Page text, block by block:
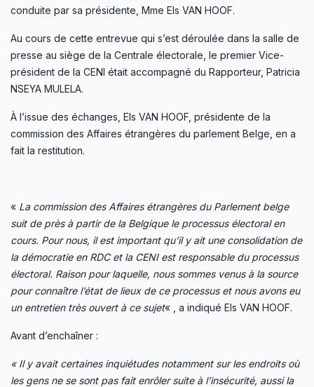
conduite par sa présidente, Mme Els VAN HOOF.
Au cours de cette entrevue qui s’est déroulée dans la salle de
presse au siège de la Centrale électorale, le premier Vice-
président de la CENI était accompagné du Rapporteur, Patricia
NSEYA MULELA.
À l’issue des échanges, Els VAN HOOF, présidente de la
commission des Affaires étrangères du parlement Belge, en a
fait la restitution.
« La commission des Affaires étrangères du Parlement belge
suit de près à partir de la Belgique le processus électoral en
cours. Pour nous, il est important qu’il y ait une consolidation de
la démocratie en RDC et la CENI est responsable du processus
électoral. Raison pour laquelle, nous sommes venus à la source
pour connaître l’état de lieux de ce processus et nous avons eu
un entretien très ouvert à ce sujet« , a indiqué Els VAN HOOF.
Avant d’enchaîner :
« Il y avait certaines inquiétudes notamment sur les endroits où
les gens ne se sont pas fait enrôler suite à l’insécurité, aussi la